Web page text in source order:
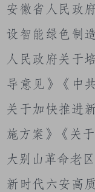
安徽省人民政
设智能绿色制
人民政府关于
导意见》《中
关于加快推进
施方案》《关
大别山革命老
新时代六安高